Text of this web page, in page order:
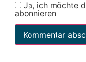
Ja, ich möchte
abonnieren